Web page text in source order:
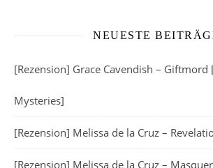
NEUESTE
[Rezension] Grace Cavendish – Giftmord
Mysteries]
[Rezension] Melissa de la Cruz –
[Rezension] Melissa de la Cruz –